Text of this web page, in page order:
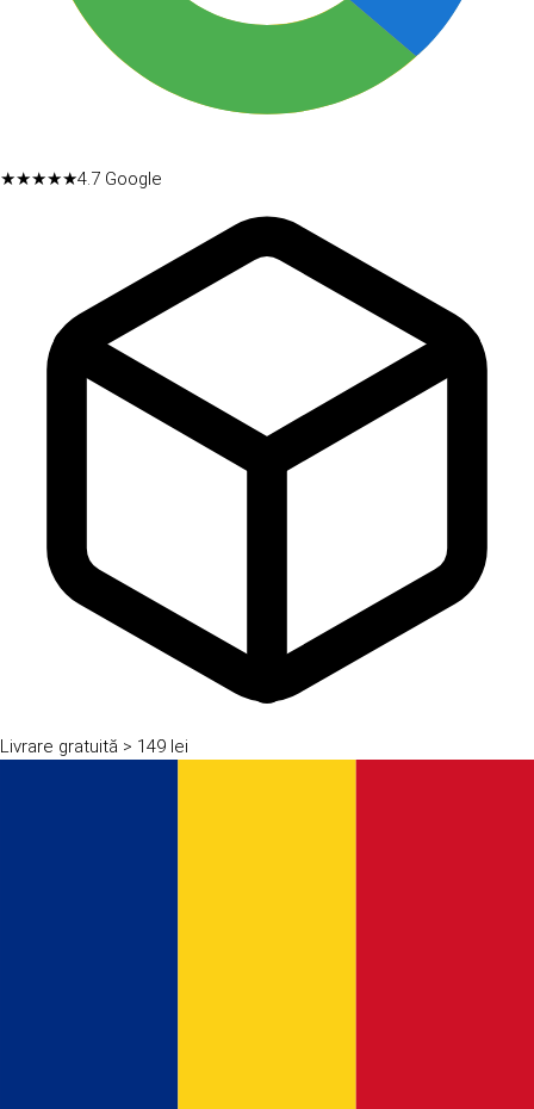
★★★★★4.7 Google
Livrare gratuită > 149 lei